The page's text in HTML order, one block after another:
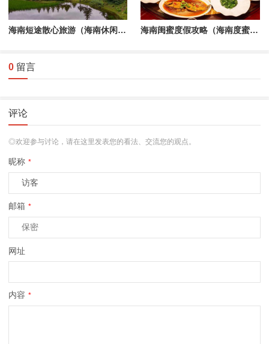
海南短途散心旅游（海南休闲旅游攻略） 海南闺蜜度假攻略（海南度蜜月）
0 留言
评论
◎欢迎参与讨论，请在这里发表您的看法、交流您的观点。
昵称 *
邮箱 *
网址
内容 *